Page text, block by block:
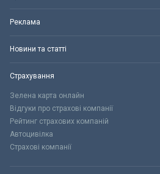
Реклама
Новини та статті
Страхування
Зелена карта онлайн
Відгуки про страхові компанії
Рейтинг страхових компаній
Автоцивілка
Страхові компанії